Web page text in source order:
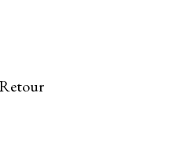
Retour